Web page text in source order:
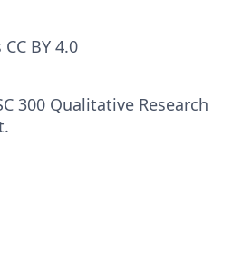
BY 4.0
300 Qualitative Research